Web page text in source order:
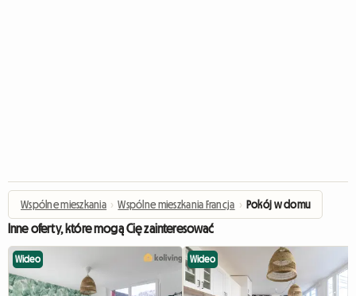
Wspólne mieszkania › Wspólne mieszkania Francja › Pokój w domu
Inne oferty, które mogą Cię zainteresować
Wideo Wideo